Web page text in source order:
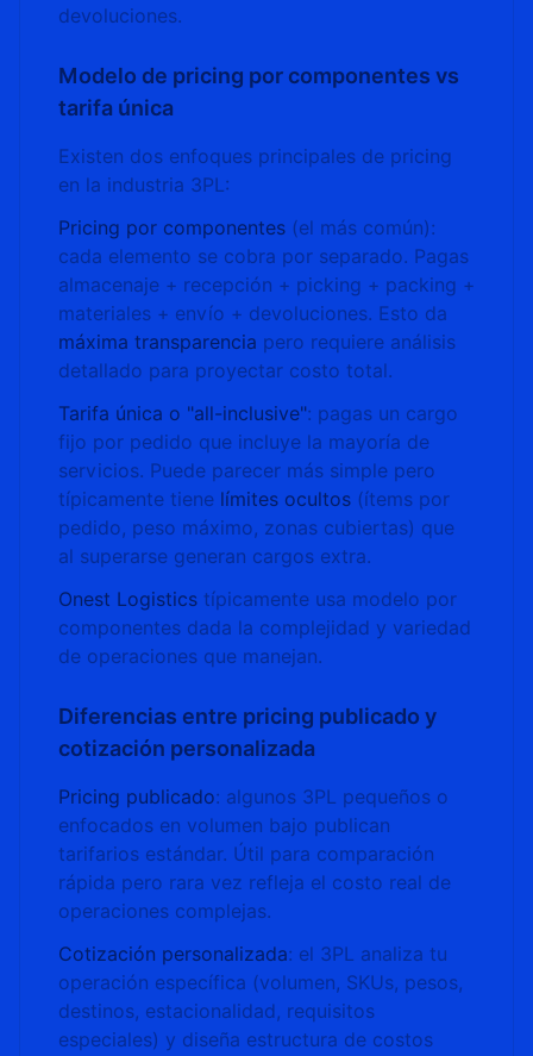
devoluciones.
Modelo de pricing por componentes vs
tarifa única
Existen dos enfoques principales de pricing
en la industria 3PL:
Pricing por componentes (el más común):
cada elemento se cobra por separado. Pagas
almacenaje + recepción + picking + packing +
materiales + envío + devoluciones. Esto da
máxima transparencia pero requiere análisis
detallado para proyectar costo total.
Tarifa única o "all-inclusive": pagas un cargo
fijo por pedido que incluye la mayoría de
servicios. Puede parecer más simple pero
típicamente tiene límites ocultos (ítems por
pedido, peso máximo, zonas cubiertas) que
al superarse generan cargos extra.
Onest Logistics típicamente usa modelo por
componentes dada la complejidad y variedad
de operaciones que manejan.
Diferencias entre pricing publicado y
cotización personalizada
Pricing publicado: algunos 3PL pequeños o
enfocados en volumen bajo publican
tarifarios estándar. Útil para comparación
rápida pero rara vez refleja el costo real de
operaciones complejas.
Cotización personalizada: el 3PL analiza tu
operación específica (volumen, SKUs, pesos,
destinos, estacionalidad, requisitos
especiales) y diseña estructura de costos